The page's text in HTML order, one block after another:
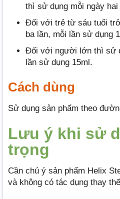
thì sử dụng mỗi ngày
Đối với trẻ từ sáu tuổi
ba lần, mỗi lần sử dụng
Đối với người lớn thì sử
lần sử dụng 15ml.
Cách dùng
Sử dụng sản phẩm theo
Lưu ý khi sử
trọng
Cần chú ý sản phẩm Helix
và không có tác dụng thay